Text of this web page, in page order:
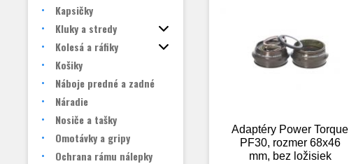
Kapsičky
Kluky a stredy
Kolesá a ráfiky
Košiky
Náboje predné a zadné
Náradie
Nosiče a tašky
Omotávky a gripy
Ochrana rámu nálepky
Adaptéry Power Torque
PF30, rozmer 68x46
mm, bez ložisiek